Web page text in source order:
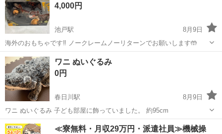
く、本格エアフローシステム...
4,000円
池戸駅
8月9日
海外のおもちゃです‼️ ノークレームノーリターンでお願いします🤲
香川 木田郡
ワニ ぬいぐるみ
0円
春日川駅
8月9日
ワニ ぬいぐるみ 子ども部屋に飾っていました。 約95cm
香川 高松市 春日川駅 おもちゃ ワニ
≪寮無料・月収29万円・派遣社員≫機械操